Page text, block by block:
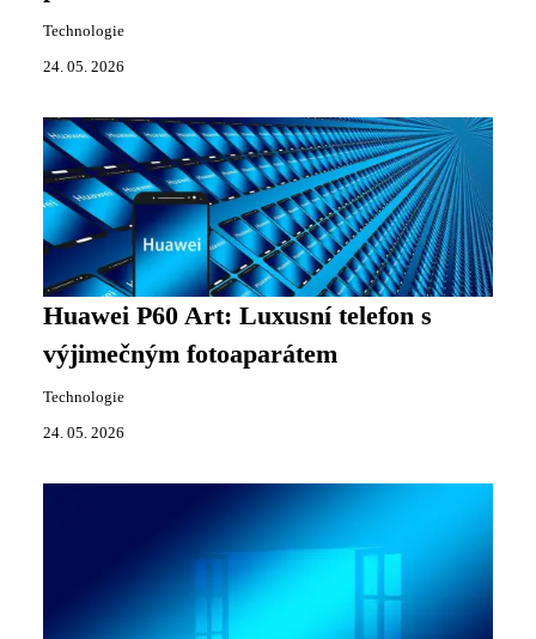
Technologie
24. 05. 2026
Huawei P60 Art: Luxusní telefon s
výjimečným fotoaparátem
Technologie
24. 05. 2026